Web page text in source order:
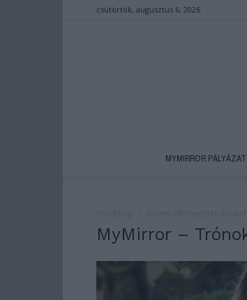
csütörtök, augusztus 6, 2026
MYMIRROR PÁLYÁZAT
MyMirror –